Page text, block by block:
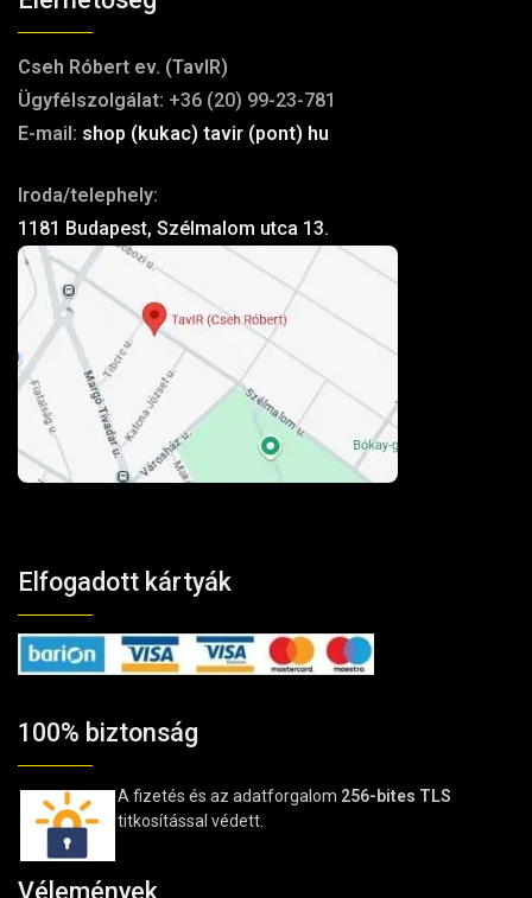
Cseh Róbert ev. (TavIR)
Ügyfélszolgálat: +36 (20) 99-23-781
E-mail: shop (kukac) tavir (pont) hu
Iroda/telephely:
1181 Budapest, Szélmalom utca 13.
Elfogadott kártyák
100% biztonság
A fizetés és az adatforgalom 256-bites TLS
titkosítással védett.
Vélemények